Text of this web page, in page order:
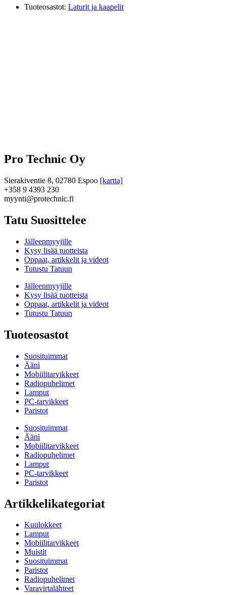
Tuoteosastot: Laturit ja kaapelit
Pro Technic Oy
Sierakiventie 8, 02780 Espoo [kartta]
+358 9 4393 230
myynti@protechnic.fi
Tatu Suosittelee
Jälleenmyyjille
Kysy lisää tuotteista
Oppaat, artikkelit ja videot
Tutustu Tatuun
Jälleenmyyjille
Kysy lisää tuotteista
Oppaat, artikkelit ja videot
Tutustu Tatuun
Tuoteosastot
Suosituimmat
Ääni
Mobiilitarvikkeet
Radiopuhelimet
Lamput
PC-tarvikkeet
Paristot
Suosituimmat
Ääni
Mobiilitarvikkeet
Radiopuhelimet
Lamput
PC-tarvikkeet
Paristot
Artikkelikategoriat
Kuulokkeet
Lamput
Mobiilitarvikkeet
Muistit
Suosituimmat
Paristot
Radiopuhelimet
Varavirtalähteet